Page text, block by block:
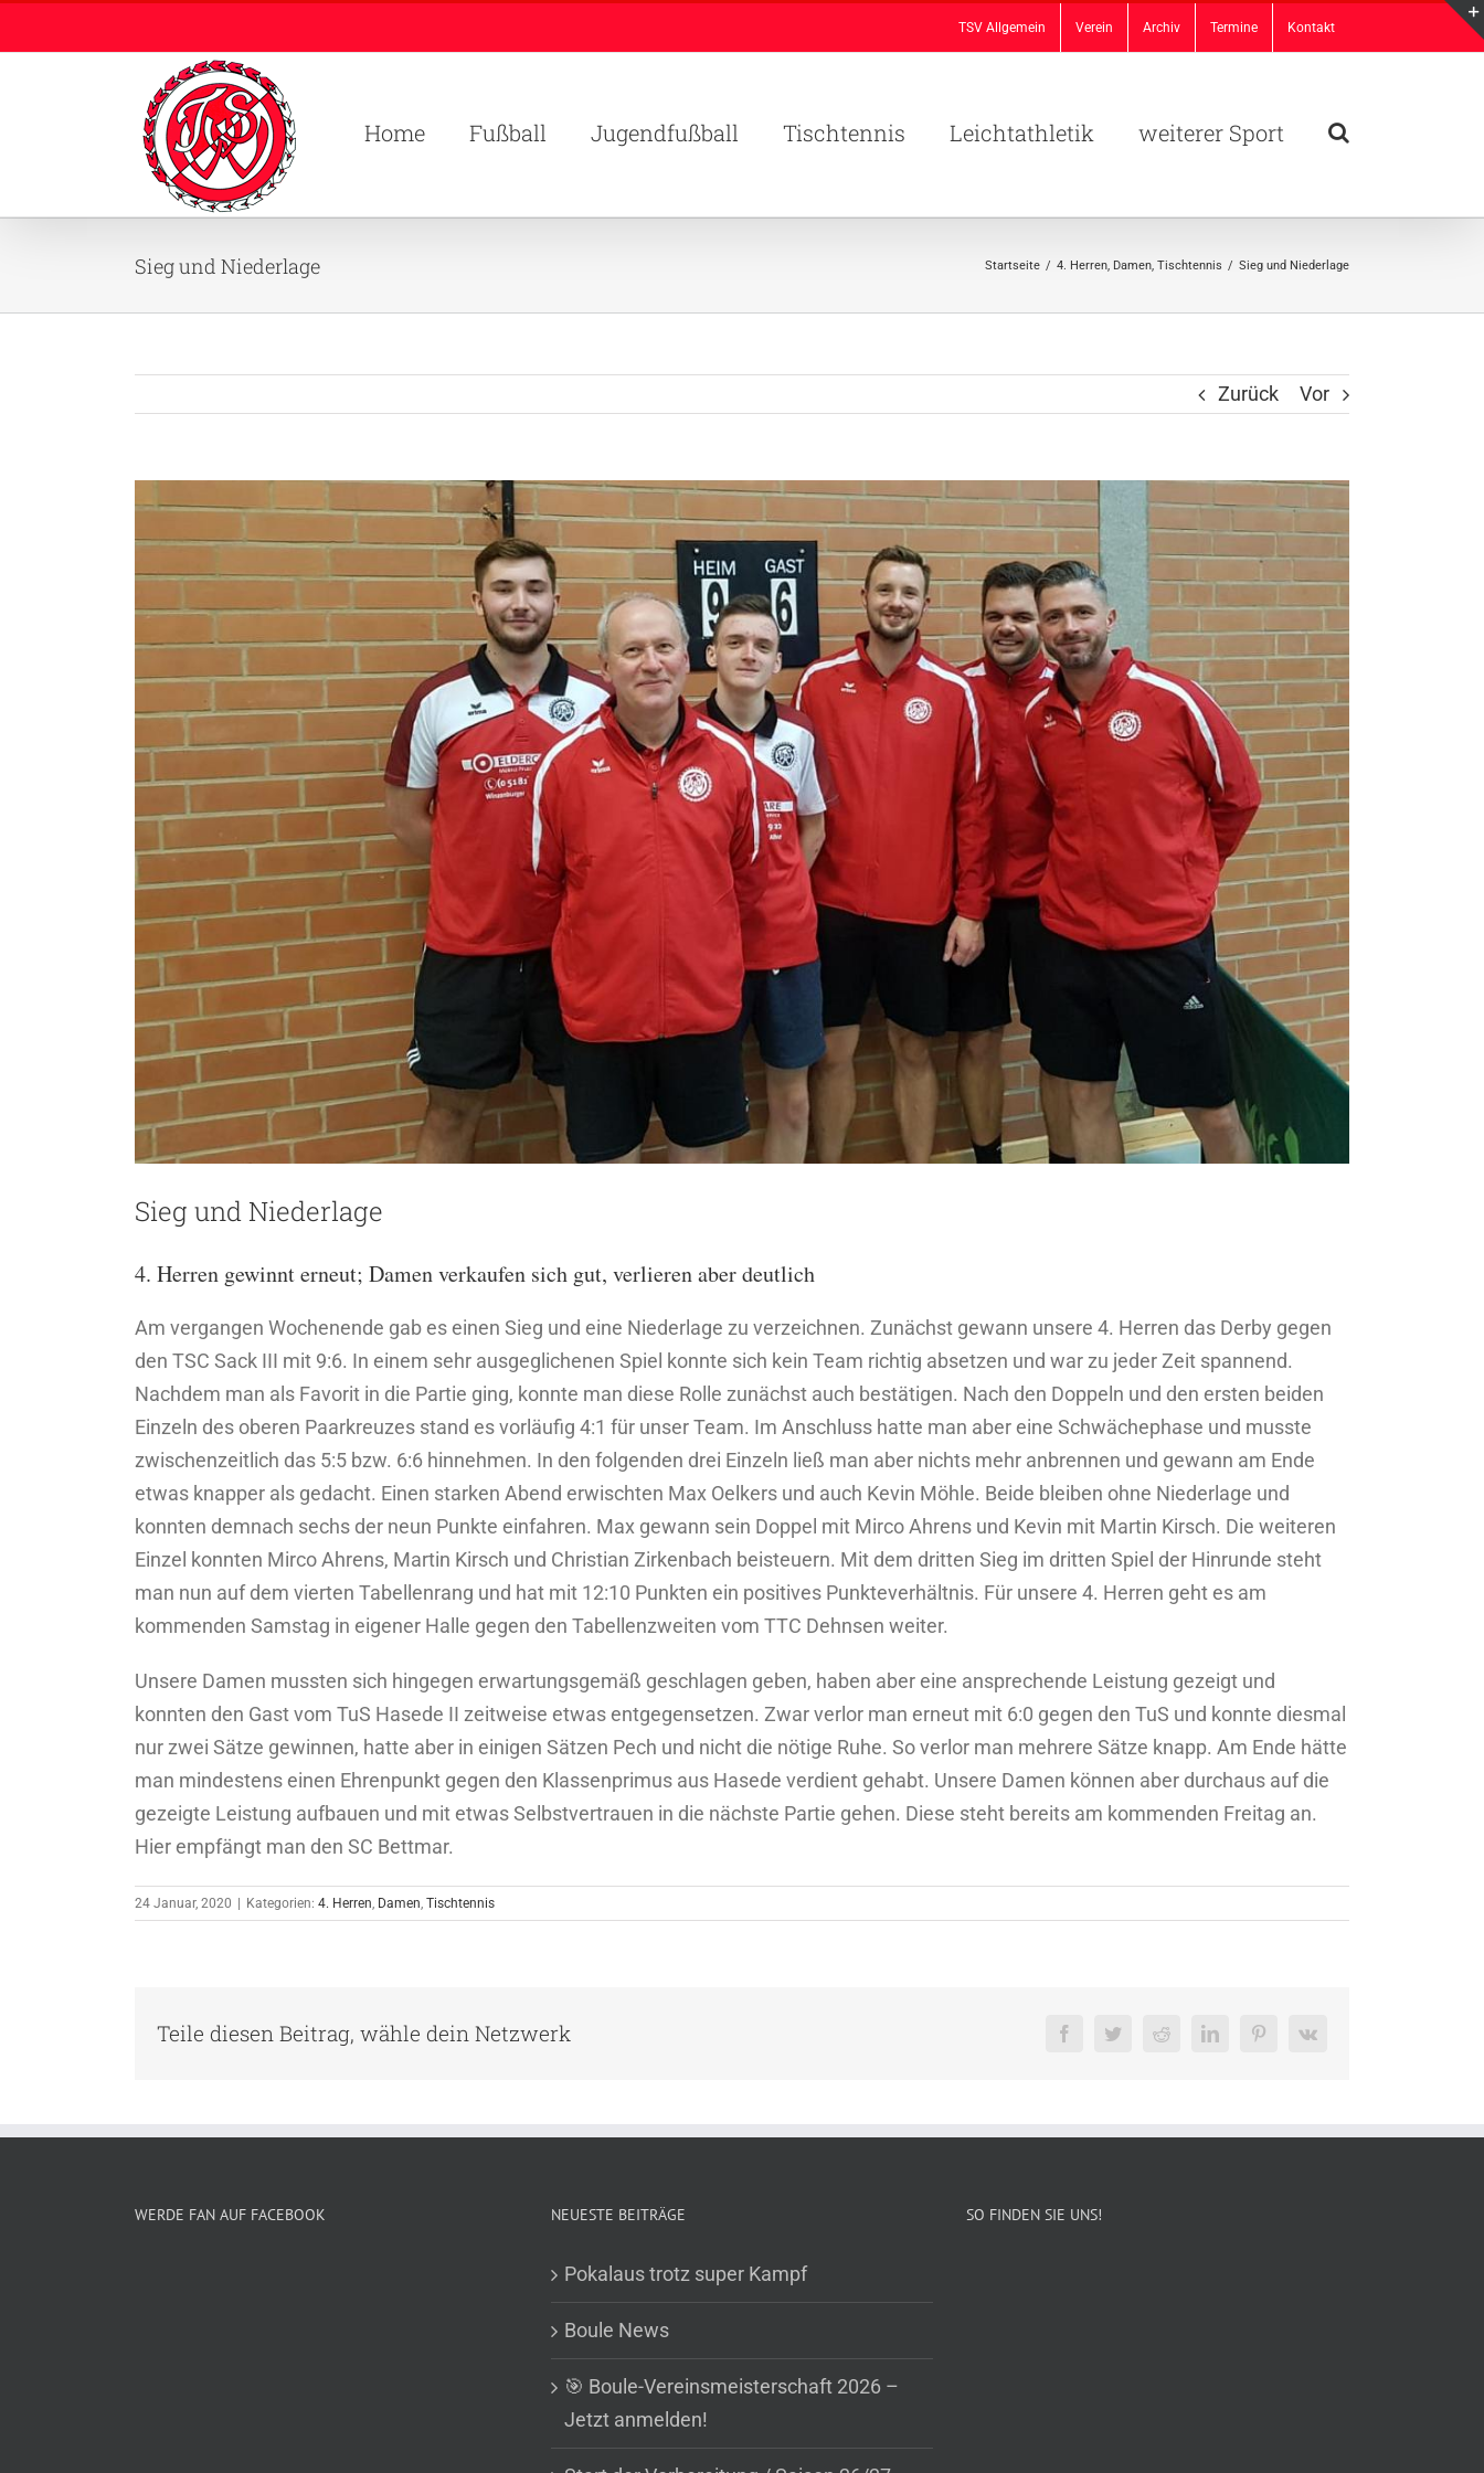
Inhalt
TSV Allgemein Verein Archiv Termine Kontakt
Home Fußball Jugendfußball Tischtennis Leichtathletik weiterer Sport
Sieg und Niederlage Startseite / 4. Herren Damen Tischtennis / Sieg und Niederlage
Zurück Vor
Sieg und Niederlage
4. Herren gewinnt erneut; Damen verkaufen sich gut, verlieren aber deutlich
Am vergangen Wochenende gab es einen Sieg und eine Niederlage zu verzeichnen. Zunächst gewann unsere 4. Herren das Derby gegen
den TSC Sack III mit 9:6. In einem sehr ausgeglichenen Spiel konnte sich kein Team richtig absetzen und war zu jeder Zeit spannend.
Nachdem man als Favorit in die Partie ging, konnte man diese Rolle zunächst auch bestätigen. Nach den Doppeln und den ersten beiden
Einzeln des oberen Paarkreuzes stand es vorläufig 4:1 für unser Team. Im Anschluss hatte man aber eine Schwächephase und musste
zwischenzeitlich das 5:5 bzw. 6:6 hinnehmen. In den folgenden drei Einzeln ließ man aber nichts mehr anbrennen und gewann am Ende
etwas knapper als gedacht. Einen starken Abend erwischten Max Oelkers und auch Kevin Möhle. Beide bleiben ohne Niederlage und
konnten demnach sechs der neun Punkte einfahren. Max gewann sein Doppel mit Mirco Ahrens und Kevin mit Martin Kirsch. Die weiteren
Einzel konnten Mirco Ahrens, Martin Kirsch und Christian Zirkenbach beisteuern. Mit dem dritten Sieg im dritten Spiel der Hinrunde steht
man nun auf dem vierten Tabellenrang und hat mit 12:10 Punkten ein positives Punkteverhältnis. Für unsere 4. Herren geht es am
kommenden Samstag in eigener Halle gegen den Tabellenzweiten vom TTC Dehnsen weiter.
Unsere Damen mussten sich hingegen erwartungsgemäß geschlagen geben, haben aber eine ansprechende Leistung gezeigt und
konnten den Gast vom TuS Hasede II zeitweise etwas entgegensetzen. Zwar verlor man erneut mit 6:0 gegen den TuS und konnte diesmal
nur zwei Sätze gewinnen, hatte aber in einigen Sätzen Pech und nicht die nötige Ruhe. So verlor man mehrere Sätze knapp. Am Ende hätte
man mindestens einen Ehrenpunkt gegen den Klassenprimus aus Hasede verdient gehabt. Unsere Damen können aber durchaus auf die
gezeigte Leistung aufbauen und mit etwas Selbstvertrauen in die nächste Partie gehen. Diese steht bereits am kommenden Freitag an.
Hier empfängt man den SC Bettmar.
24 Januar, 2020 | Kategorien: 4. Herren Damen Tischtennis
Teile diesen Beitrag, wähle dein Netzwerk FacebookTwitterRedditLinkedInPinterestVk
WERDE FAN AUF FACEBOOK NEUESTE BEITRÄGE
Pokalaus trotz super Kampf
Boule News
🎯 Boule-Vereinsmeisterschaft 2026 –
Jetzt anmelden!
SO FINDEN SIE UNS!